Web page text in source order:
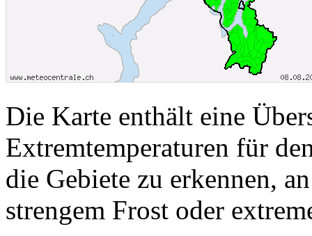
Die Karte enthält eine
Extremtemperaturen für
die Gebiete zu erkennen,
strengem Frost oder